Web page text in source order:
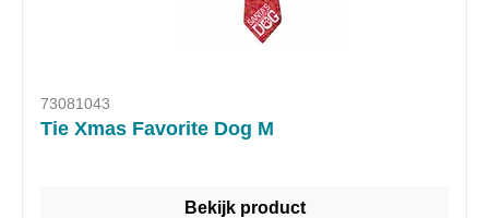
73081043
Tie Xmas Favorite Dog M
Bekijk product